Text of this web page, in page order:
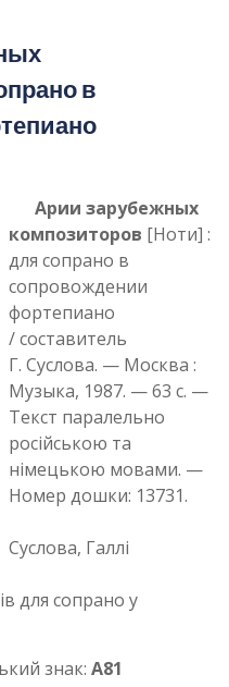
в
Арии зарубежных
композиторов [Ноти] :
для сопрано в
сопровождении
фортепиано
/ составитель
Г. Суслова. — Москва :
Музыка, 1987. — 63 с. —
Текст паралельно
російською та
німецькою мовами. —
Номер дошки: 13731.
Суслова, Галлі
для сопрано у
знак: А81